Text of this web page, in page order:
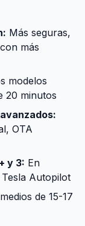
Más seguras,
más
modelos
20 minutos
OTA
y 3: En
Autopilot
de 15-17